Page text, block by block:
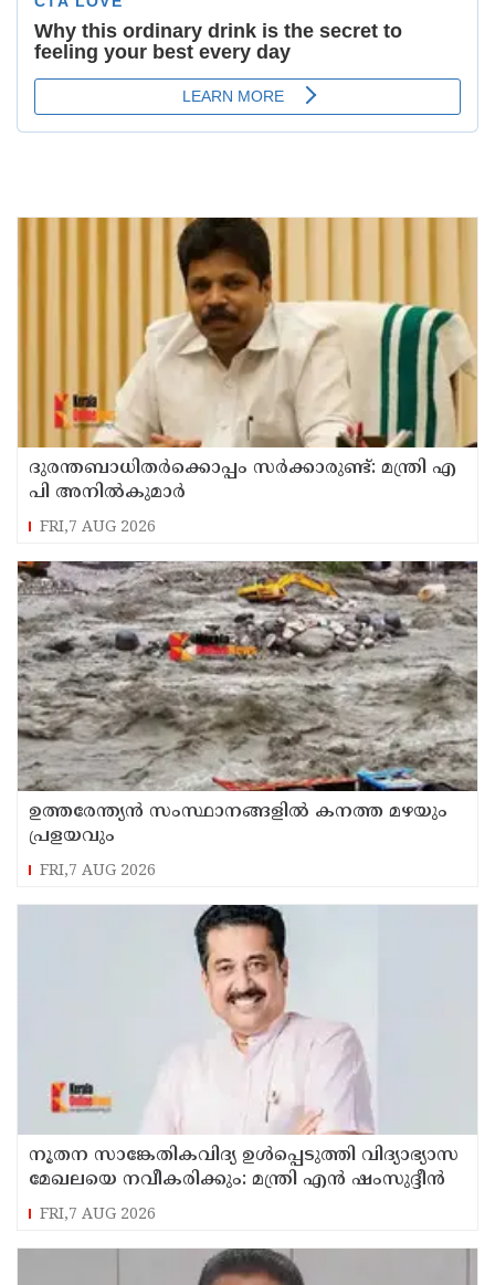
ദുരന്തബാധിതര്‍ക്കൊപ്പം സര്‍ക്കാരുണ്ട്: മന്ത്രി എ
പി അനില്‍കുമാര്‍
FRI,7 AUG 2026
ഉത്തരേന്ത്യൻ സംസ്ഥാനങ്ങളിൽ കനത്ത മഴയും
പ്രളയവും
FRI,7 AUG 2026
നൂതന സാങ്കേതികവിദ്യ ഉള്‍പ്പെടുത്തി വിദ്യാഭ്യാസ
മേഖലയെ നവീകരിക്കും: മന്ത്രി എന്‍ ഷംസുദ്ദീന്‍
FRI,7 AUG 2026